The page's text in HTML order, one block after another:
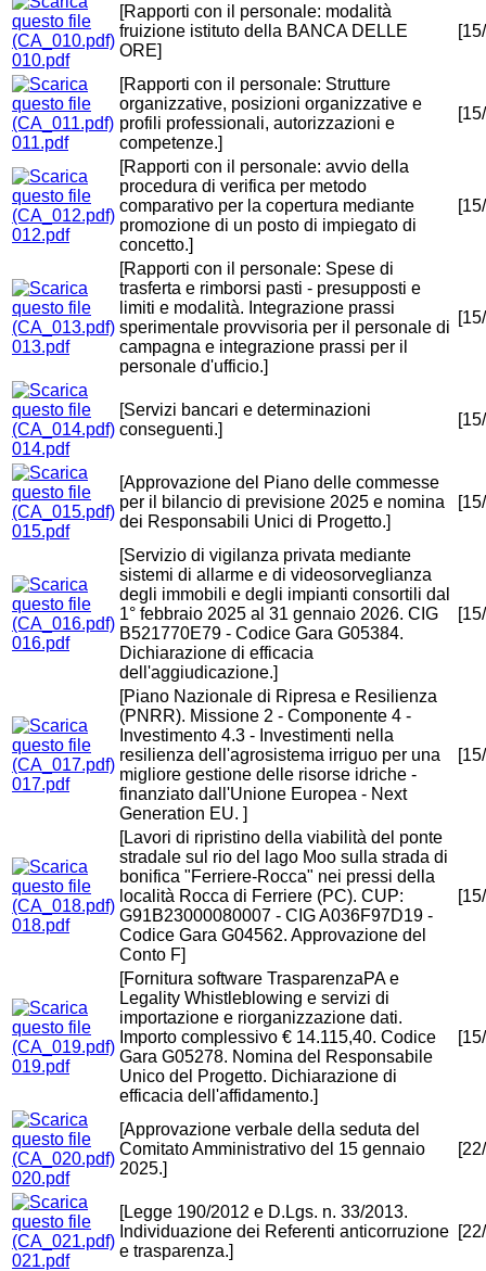
010.pdf
[Rapporti con il personale: modalità
fruizione istituto della BANCA DELLE
ORE]
011.pdf
[Rapporti con il personale: Strutture
organizzative, posizioni organizzative e
profili professionali, autorizzazioni e
competenze.]
012.pdf
[Rapporti con il personale: avvio della
procedura di verifica per metodo
comparativo per la copertura mediante
promozione di un posto di impiegato di
concetto.]
013.pdf
[Rapporti con il personale: Spese di
trasferta e rimborsi pasti - presupposti e
limiti e modalità. Integrazione prassi
sperimentale provvisoria per il personale di
campagna e integrazione prassi per il
personale d'ufficio.]
014.pdf
[Servizi bancari e determinazioni
conseguenti.]
015.pdf
[Approvazione del Piano delle commesse
per il bilancio di previsione 2025 e nomina
dei Responsabili Unici di Progetto.]
016.pdf
[Servizio di vigilanza privata mediante
sistemi di allarme e di videosorveglianza
degli immobili e degli impianti consortili dal
1° febbraio 2025 al 31 gennaio 2026. CIG
B521770E79 - Codice Gara G05384.
Dichiarazione di efficacia
dell'aggiudicazione.]
017.pdf
[Piano Nazionale di Ripresa e Resilienza
(PNRR). Missione 2 - Componente 4 -
Investimento 4.3 - Investimenti nella
resilienza dell'agrosistema irriguo per una
migliore gestione delle risorse idriche -
finanziato dall'Unione Europea - Next
Generation EU. ]
018.pdf
[Lavori di ripristino della viabilità del ponte
stradale sul rio del lago Moo sulla strada di
bonifica "Ferriere-Rocca" nei pressi della
località Rocca di Ferriere (PC). CUP:
G91B23000080007 - CIG A036F97D19 -
Codice Gara G04562. Approvazione del
Conto F]
019.pdf
[Fornitura software TrasparenzaPA e
Legality Whistleblowing e servizi di
importazione e riorganizzazione dati.
Importo complessivo € 14.115,40. Codice
Gara G05278. Nomina del Responsabile
Unico del Progetto. Dichiarazione di
efficacia dell'affidamento.]
020.pdf
[Approvazione verbale della seduta del
Comitato Amministrativo del 15 gennaio
2025.]
021.pdf
[Legge 190/2012 e D.Lgs. n. 33/2013.
Individuazione dei Referenti anticorruzione
e trasparenza.]